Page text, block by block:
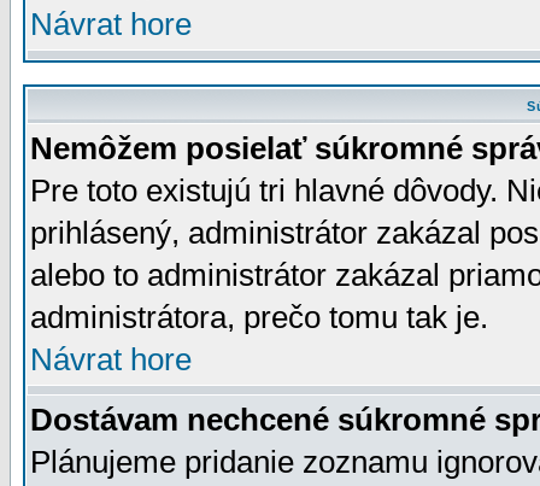
Návrat hore
Nemôžem posielať súkromné
Pre toto existujú tri hlavné dôvody.
prihlásený, administrátor zakázal
alebo to administrátor zakázal
administrátora, prečo tomu tak je.
Návrat hore
Dostávam nechcené súkromné
Plánujeme pridanie zoznamu